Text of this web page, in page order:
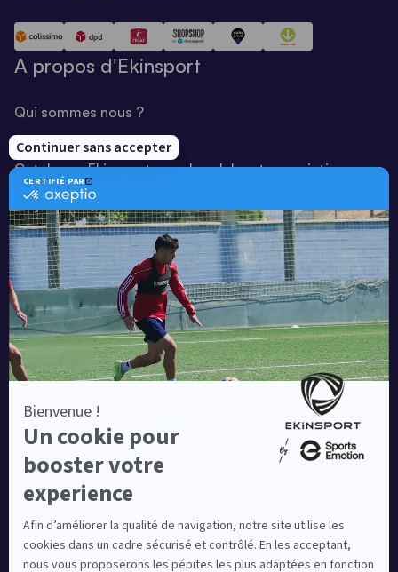
A propos d'Ekinsport
Qui sommes nous ?
Notre savoir-faire
Catalogue Ekinsport pour les clubs et associations
Catalogue running Ekinsport
Blog
Une société de :
Equipementier sportif leader en France depuis plus de
10 ans, Ekinsport a été distingué par la rédaction de
Capital dans son classement des « Meilleurs sites de